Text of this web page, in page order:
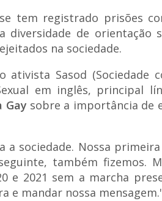
tem registrado prisões
diversidade de orientação
na sociedade.
ativista Sasod (Sociedade
em inglês, principal
Gay sobre a importância de
a sociedade. Nossa
também fizemos.
e 2021 sem a marcha
e mandar nossa